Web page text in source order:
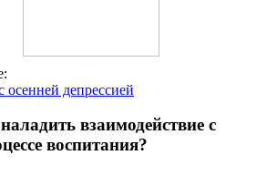
осенней депрессией
взаимодействие с
воспитания?